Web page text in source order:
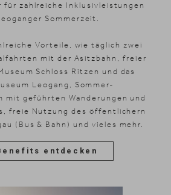
für zahlreiche Inklusivleistungen
Sommerzeit.
Vorteile, wie täglich zwei
mit der Asitzbahn, freier
Schloss Ritzen und das
Leogang, Sommer-
mit geführten Wanderungen und
freie Nutzung des öffentlichern
(Bus & Bahn) und vieles mehr.
entdecken